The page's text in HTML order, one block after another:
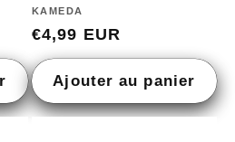
Fournisseur :
KAMEDA
Prix
habituel
€4,99 EUR
Ajouter au panier